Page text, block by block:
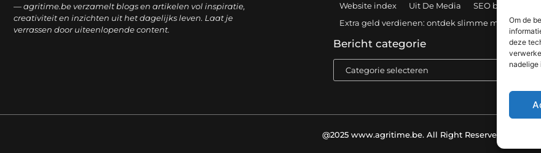
Om de
deze
nadelige
— agritime.be verzamelt blogs en artikelen vol inspiratie,
creativiteit en inzichten uit het dagelijks leven. Laat je
verrassen door uiteenlopende content.
Website index
Uit De Media
SEO backlinks
Extra geld verdienen: ontdek slimme manieren
Bericht categorie
@2025 www.agritime.be. All Right Reserved.​